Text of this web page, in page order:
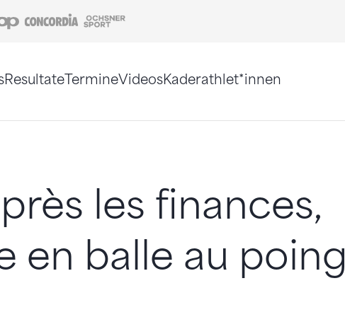
Coop Concordia
ResultateTermineVideosKaderathlet*innen
les finances,
en balle au poing